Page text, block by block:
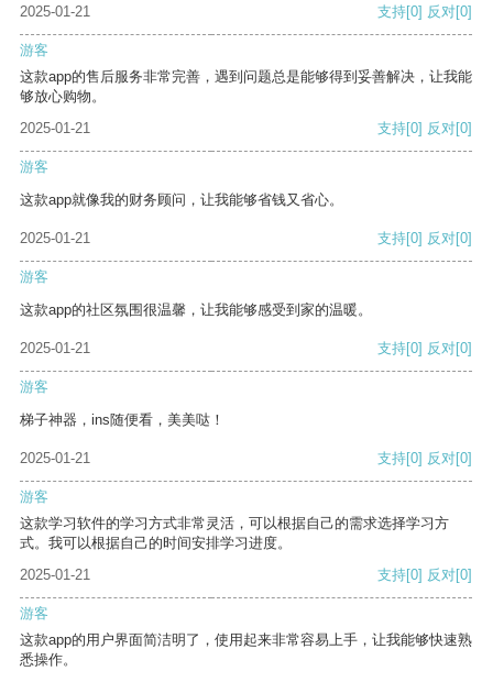
2025-01-21 支持[0] 反对[0]
游客
这款app的售后服务非常完善，遇到问题总是能够得到妥善解决，让我能
够放心购物。
2025-01-21
支持[0] 反对[0]
游客
这款app就像我的财务顾问，让我能够省钱又省心。
2025-01-21 支持[0] 反对[0]
游客
这款app的社区氛围很温馨，让我能够感受到家的温暖。
2025-01-21 支持[0] 反对[0]
游客
梯子神器，ins随便看，美美哒！
2025-01-21 支持[0] 反对[0]
游客
这款学习软件的学习方式非常灵活，可以根据自己的需求选择学习方
式。我可以根据自己的时间安排学习进度。
2025-01-21
支持[0] 反对[0]
游客
这款app的用户界面简洁明了，使用起来非常容易上手，让我能够快速熟
悉操作。